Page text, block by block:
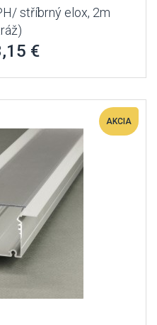
stříbrný elox, 2m
€
AKCIA